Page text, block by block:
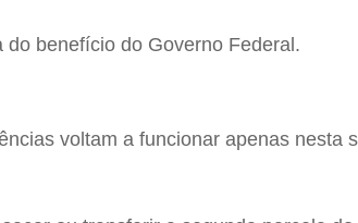
voltam a funcionar apenas nesta